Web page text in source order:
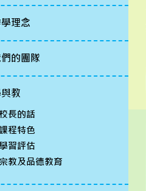
理念
的團隊
教
校長的話
課程特色
學習評估
宗教及品德教育